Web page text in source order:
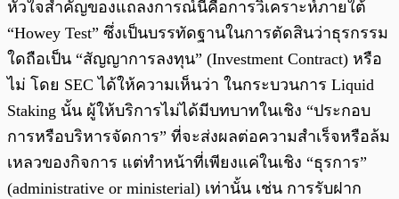
หัวใจสำคัญของแถลงการณ์นี้คือการวิเคราะห์ภายใต้
“Howey Test” ซึ่งเป็นบรรทัดฐานในการตัดสินว่าธุรกรรม
ใดถือเป็น “สัญญาการลงทุน” (Investment Contract) หรือ
ไม่ โดย SEC ได้ให้ความเห็นว่า ในกระบวนการ Liquid
Staking นั้น ผู้ให้บริการไม่ได้มีบทบาทในเชิง “ประกอบ
การหรือบริหารจัดการ” ที่จะส่งผลต่อความสำเร็จหรือล้ม
เหลวของกิจการ แต่ทำหน้าที่เพียงแค่ในเชิง “ธุรการ”
(administrative or ministerial) เท่านั้น เช่น การรับฝาก